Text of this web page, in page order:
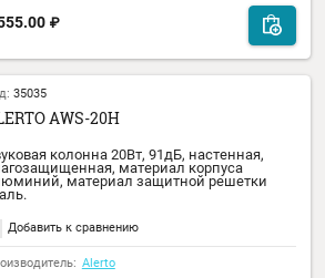
Код:35031
ALERTO HM-30T
Громкоговоритель рупорный
мощность 30/15 Вт, материал корпуса АВС
пластик, IP 66.
Добавить к сравнению
Производитель: Alerto